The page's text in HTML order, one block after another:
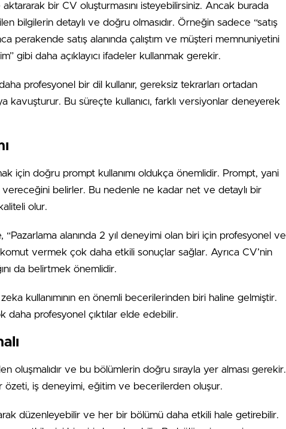
bir CV oluşturmasını isteyebilirsiniz. Ancak burada
bilgilerin detaylı ve doğru olmasıdır. Örneğin sadece “satış
perakende satış alanında çalıştım ve müşteri memnuniyetini
gibi daha açıklayıcı ifadeler kullanmak gerekir.
profesyonel bir dil kullanır, gereksiz tekrarları ortadan
kavuşturur. Bu süreçte kullanıcı, farklı versiyonlar deneyerek
için doğru prompt kullanımı oldukça önemlidir. Prompt, yani
vereceğini belirler. Bu nedenle ne kadar net ve detaylı bir
olur.
“Pazarlama alanında 2 yıl deneyimi olan biri için profesyonel ve
vermek çok daha etkili sonuçlar sağlar. Ayrıca CV’nin
da belirtmek önemlidir.
kullanımının en önemli becerilerinden biri haline gelmiştir.
daha profesyonel çıktılar elde edebilir.
oluşmalıdır ve bu bölümlerin doğru sırayla yer alması gerekir.
özeti, iş deneyimi, eğitim ve becerilerden oluşur.
düzenleyebilir ve her bir bölümü daha etkili hale getirebilir.